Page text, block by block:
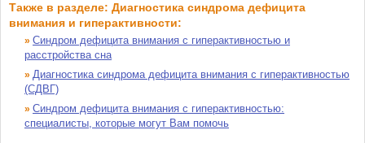
Также в разделе: Диагностика синдрома дефицита
внимания и гиперактивности:
» Синдром дефицита внимания с гиперактивностью и
расстройства сна
» Диагностика синдрома дефицита внимания с гиперактивностью
(СДВГ)
» Синдром дефицита внимания с гиперактивностью:
специалисты, которые могут Вам помочь